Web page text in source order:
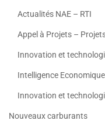
Actualités NAE – RTI
Appel à Projets –
Innovation et
Intelligence Economique
Innovation et
Nouveaux carburants